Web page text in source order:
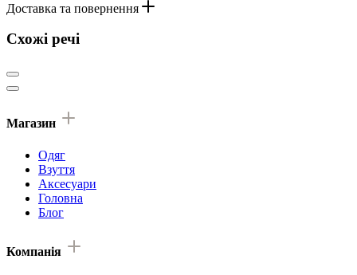
Доставка та повернення
Схожі речі
Магазин
Одяг
Взуття
Аксесуари
Головна
Блог
Компанія